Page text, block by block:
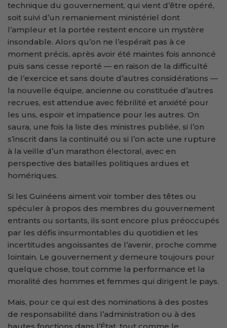
technique du gouvernement, qui vient d’être opéré,
soit suivi d’un remaniement ministériel dont
l’ampleur et la portée restent encore un mystère
insondable. Alors qu’on ne l’espérait pas à ce
moment précis, après avoir été maintes fois annoncé
puis sans cesse reporté — en raison de la difficulté
de l’exercice et sans doute d’autres considérations —
la nouvelle équipe, ancienne ou constituée d’autres
recrues, est attendue avec fébrilité et anxiété pour
les uns, espoir et impatience pour les autres. On
saura, une fois la liste des ministres publiée, si l’on
s’inscrit dans la continuité ou si l’on acte une rupture
à la veille d’un marathon électoral, avec en
perspective des batailles politiques ardues et
homériques.
Si les Guinéens aiment voir tomber des têtes ou
spéculer à propos des membres du gouvernement
entrants ou sortants, ils sont encore plus préoccupés
par les défis insurmontables du quotidien et les
incertitudes angoissantes de l’avenir, proche comme
lointain. Le gouvernement y demeure toujours pour
quelque chose, tout comme la performance et la
moralité des hommes et femmes qui dirigent le pays.
Mais, pour ce qui est des nominations à des postes
de responsabilité dans l’administration ou à des